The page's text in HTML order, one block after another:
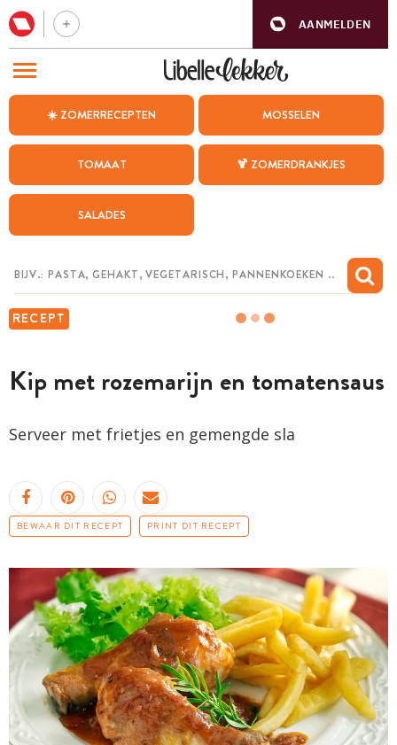
AANMELDEN
☀️ ZOMERRECEPTEN MOSSELEN
TOMAAT 🍹 ZOMERDRANKJES
SALADES
RECEPT
Kip met rozemarijn en tomatensaus
Serveer met frietjes en gemengde sla
BEWAAR DIT RECEPT PRINT DIT RECEPT
BEZOEK ONZE ANDERE WEBSITES
WEEKMENU
CHAT MET MAIA
MIJN BEWAARDE RECEPTEN